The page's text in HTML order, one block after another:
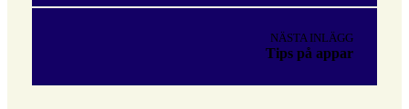
NÄSTA INLÄGG
Tips på appar